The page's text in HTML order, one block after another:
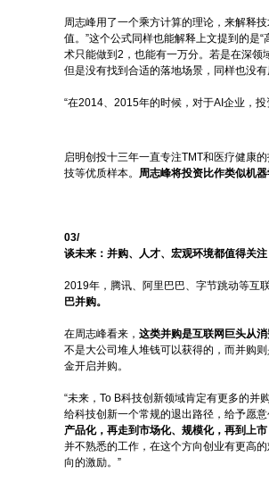
周志峰用了一个乘方计算的理论，来解释
值。”这个公式同样也能解释上文提到的是
术只能做到2，也能有一万分。若是在深领
但是没有找到合适的落地场景，同样也没
“在2014、2015年的时候，对于AI企业，
启明创投十三年一直专注TMT和医疗健康
技等优质样本。 周志峰将投资比作类似机
03/
谈未来：并购、人才、宏观环境都值得关注
2019年，腾讯、阿里巴巴、字节跳动等互
巴并购。
在周志峰看来， 这类并购是互联网巨头从
不是大公司堆人堆钱可以获得的，而并购
金开启并购。
“未来，To B科技创新领域肯定有更多的并
给科技创新一个常规的退出路径，给予愿
产品化，再走到市场化、规模化，再到上市
并不熟悉的工作，在这个方向创业有更高
向的激励。”